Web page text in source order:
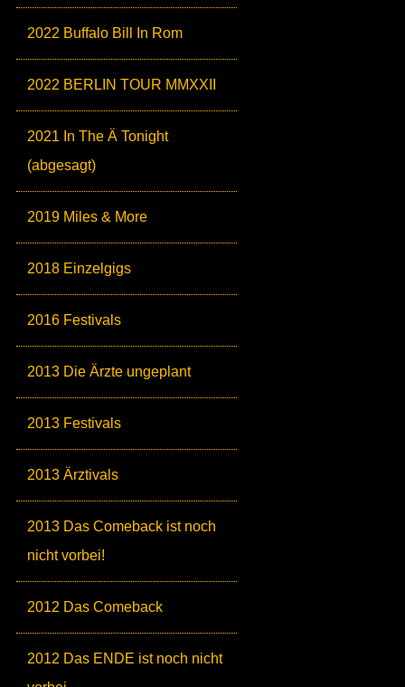
2022 Buffalo Bill In Rom
2022 BERLIN TOUR MMXXII
2021 In The Ä Tonight
(abgesagt)
2019 Miles & More
2018 Einzelgigs
2016 Festivals
2013 Die Ärzte ungeplant
2013 Festivals
2013 Ärztivals
2013 Das Comeback ist noch
nicht vorbei!
2012 Das Comeback
2012 Das ENDE ist noch nicht